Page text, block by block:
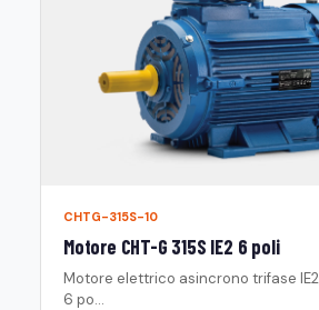
CHTG-315S-10
Motore CHT-G 315S IE2 6 poli
Motore elettrico asincrono trifase
6 po...